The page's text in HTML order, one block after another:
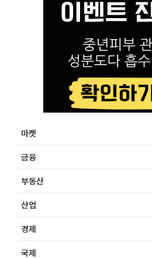
마켓
금융
부동산
산업
경제
국제